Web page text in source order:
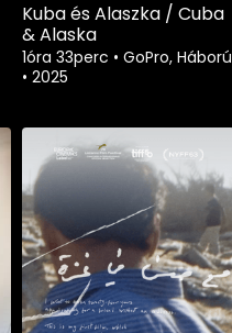
Kuba és Alaszka / Cuba
& Alaska
1óra 33perc • GoPro, Háború
• 2025